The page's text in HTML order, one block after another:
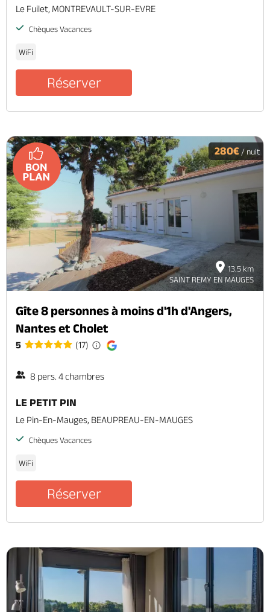
Le Fuilet, MONTREVAULT-SUR-EVRE
Chèques Vacances
WiFi
Réserver
13.5 km
SAINT REMY EN MAUGES
280€ / nuit
Gîte 8 personnes à moins d'1h d'Angers,
Nantes et Cholet
5 (17)
8 pers. 4 chambres
LE PETIT PIN
Le Pin-En-Mauges, BEAUPREAU-EN-MAUGES
Chèques Vacances
WiFi
Réserver